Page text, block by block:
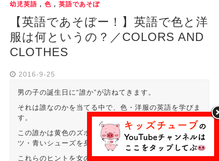
幼児英語 , 色 , 英語であそぼ
【英語であそぼー！】英語で色と洋
服は何というの？／COLORS AND
CLOTHES
2016-9-25
男の子の誕生日に“誰か”が訪ねてきます。
それは誰なのかを当てる中で、色・洋服の英語を学びま
す。
この誰かは黄色のズボン・緑のソックスピンクのTシャ
ツ・青いシューズを身に着けています。
これらのヒントを女の子が男の子に教えて考えてもらう